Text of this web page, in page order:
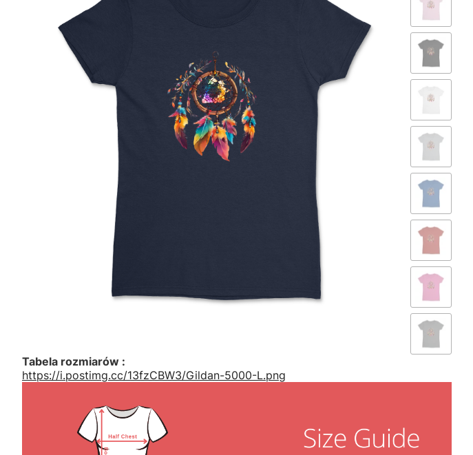
Tabela rozmiarów :
https://i.postimg.cc/13fzCBW3/Gildan-5000-L.png